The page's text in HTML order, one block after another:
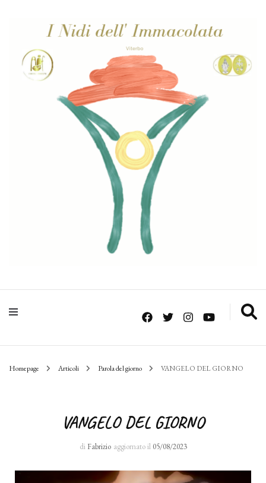
Homepage Articoli Parola del giorno VANGELO DEL GIORNO
VANGELO DEL GIORNO
di Fabrizio aggiornato il 05/08/2023